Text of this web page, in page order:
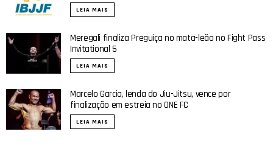
LEIA MAIS
Meregali finaliza Preguiça no mata-leão no Fight Pass
Invitational 5
LEIA MAIS
Marcelo Garcia, lenda do Jiu-Jitsu, vence por
finalização em estreia no ONE FC
LEIA MAIS